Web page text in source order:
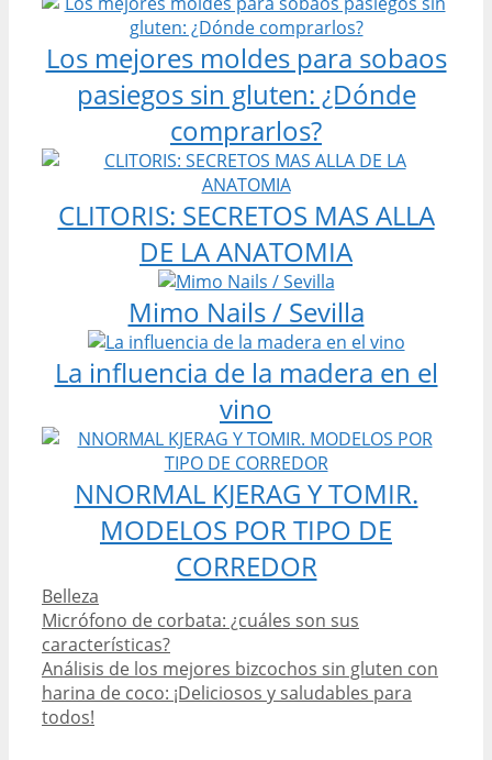
Los mejores moldes para sobaos
pasiegos sin gluten: ¿Dónde
comprarlos?
CLITORIS: SECRETOS MAS ALLA
DE LA ANATOMIA
Mimo Nails / Sevilla
La influencia de la madera en el
vino
NNORMAL KJERAG Y TOMIR.
MODELOS POR TIPO DE
CORREDOR
Categories
Belleza
Post
navigation
Micrófono de corbata: ¿cuáles son sus
características?
Análisis de los mejores bizcochos sin gluten con
harina de coco: ¡Deliciosos y saludables para
todos!